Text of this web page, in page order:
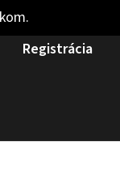
Registrácia